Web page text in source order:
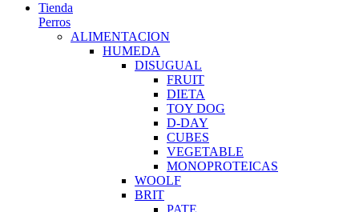
Tienda
Perros
ALIMENTACION
HUMEDA
DISUGUAL
FRUIT
DIETA
TOY DOG
D-DAY
CUBES
VEGETABLE
MONOPROTEICAS
WOOLF
BRIT
PATE